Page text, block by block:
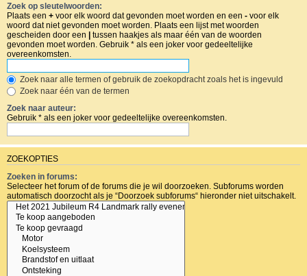
Zoek op sleutelwoorden:
Plaats een + voor elk woord dat gevonden moet worden en een - voor elk
woord dat niet gevonden moet worden. Plaats een lijst met woorden
gescheiden door een | tussen haakjes als maar één van de woorden
gevonden moet worden. Gebruik * als een joker voor gedeeltelijke
overeenkomsten.
Zoek naar alle termen of gebruik de zoekopdracht zoals het is ingevuld
Zoek naar één van de termen
Zoek naar auteur:
Gebruik * als een joker voor gedeeltelijke overeenkomsten.
ZOEKOPTIES
Zoeken in forums:
Selecteer het forum of de forums die je wil doorzoeken. Subforums worden
automatisch doorzocht als je “Doorzoek subforums“ hieronder niet uitschakelt.